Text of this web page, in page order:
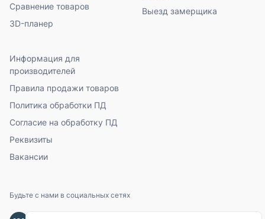
Сравнение товаров
3D-планер
Выезд замерщика
Информация для
производителей
Правила продажи товаров
Политика обработки ПД
Согласие на обработку ПД
Реквизиты
Вакансии
Будьте с нами в социальных сетях